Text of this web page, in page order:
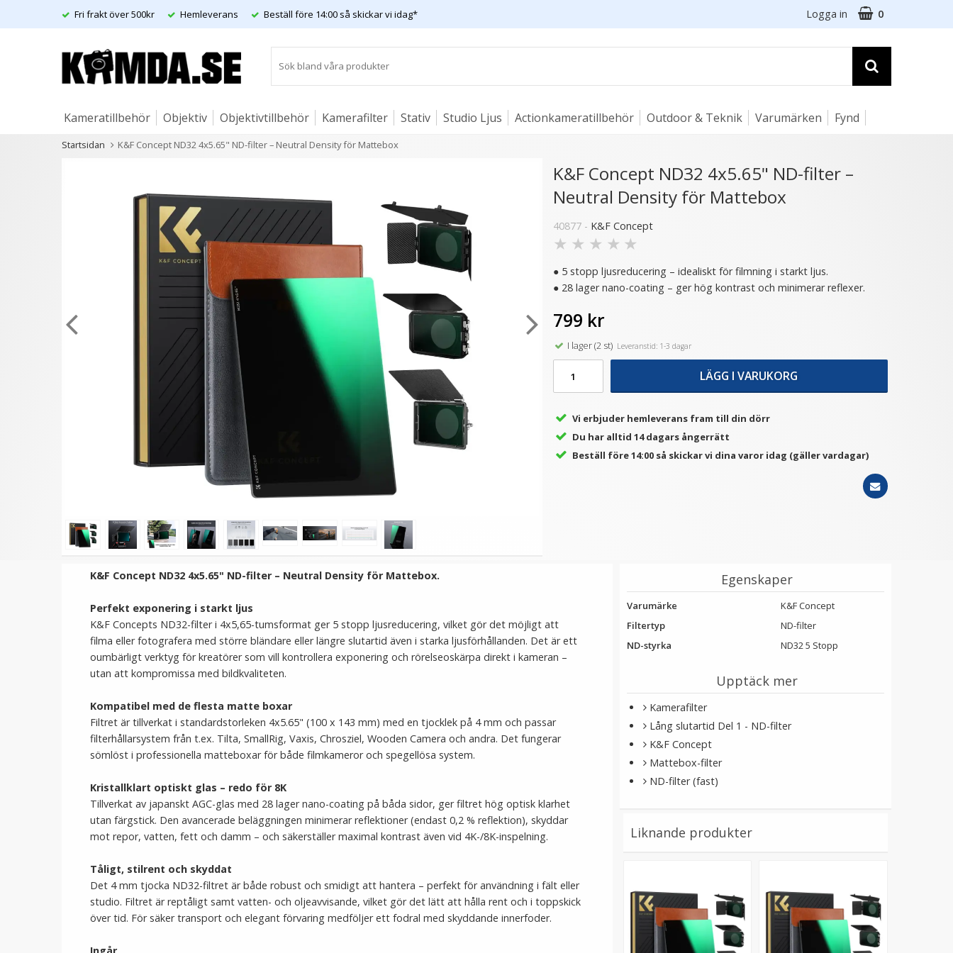
Fri frakt över 500kr Hemleverans Beställ före 14:00 så skickar vi idag* Logga in 0
Kameratillbehör Objektiv Objektivtillbehör Kamerafilter Stativ Studio Ljus Actionkameratillbehör Outdoor & Teknik Varumärken Fynd
Artiklar
Startsidan K&F Concept ND32 4x5.65" ND-filter – Neutral Density för Mattebox
13 varianter
JJC Ultra-thin F-MCUV Filter
- Skydd för ditt objektiv
★
JJC Batteriask
anpassningsbart 97x
LÄGG I VARUKORG
JJC JBC-K3 Batteri- &
Minneskortsfodral –
Multifunktionellt och
robust
★★★
179 kr
LÄGG I VARUKORG
JJC Fodral för 2x
kamerbatterier & 2x minne
79 kr
LÄGG I VARUKORG
JJC Snap-on främre
objektivlock med snodd –
★
59 kr
VÄLJ
TTArtisan Mini Magnetisk
LED-belysning –
K&F Concept ND32 4x5.65" ND-filter –
Neutral Density för Mattebox
40877 - K&F Concept
★ ★ ★ ★ ★
● 5 stopp ljusreducering – idealiskt för filmning i starkt ljus.
● 28 lager nano-coating – ger hög kontrast och minimerar reflexer.
799 kr
I lager (2 st)Leveranstid: 1-3 dagar
LÄGG I VARUKORG
Vi erbjuder hemleverans fram till din dörr
Du har alltid 14 dagars ångerrätt
Beställ före 14:00 så skickar vi dina varor idag (gäller vardagar)
K&F Concept ND32 4x5.65" ND-filter – Neutral Density för Mattebox.
Perfekt exponering i starkt ljus
K&F Concepts ND32-filter i 4x5,65-tumsformat ger 5 stopp ljusreducering, vilket gör det möjligt att
filma eller fotografera med större bländare eller längre slutartid även i starka ljusförhållanden. Det är ett
oumbärligt verktyg för kreatörer som vill kontrollera exponering och rörelseoskärpa direkt i kameran –
utan att kompromissa med bildkvaliteten.
Kompatibel med de flesta matte boxar
Filtret är tillverkat i standardstorleken 4x5.65" (100 x 143 mm) med en tjocklek på 4 mm och passar
filterhållarsystem från t.ex. Tilta, SmallRig, Vaxis, Chrosziel, Wooden Camera och andra. Det fungerar
sömlöst i professionella matteboxar för både filmkameror och spegellösa system.
Kristallklart optiskt glas – redo för 8K
Tillverkat av japanskt AGC-glas med 28 lager nano-coating på båda sidor, ger filtret hög optisk klarhet
utan färgstick. Den avancerade beläggningen minimerar reflektioner (endast 0,2 % reflektion), skyddar
mot repor, vatten, fett och damm – och säkerställer maximal kontrast även vid 4K-/8K-inspelning.
Tåligt, stilrent och skyddat
Det 4 mm tjocka ND32-filtret är både robust och smidigt att hantera – perfekt för användning i fält eller
studio. Filtret är reptåligt samt vatten- och oljeavvisande, vilket gör det lätt att hålla rent och i toppskick
över tid. För säker transport och elegant förvaring medföljer ett fodral med skyddande innerfoder.
Egenskaper
Varumärke
K&F Concept
Filtertyp
ND-filter
ND-styrka
ND32 5 Stopp
Upptäck mer
Kamerafilter
Lång slutartid Del 1 - ND-filter
K&F Concept
Mattebox-filter
ND-filter (fast)
Liknande produkter